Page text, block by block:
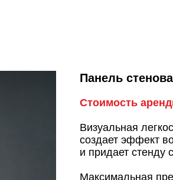
Панель
Стоимость
Визуальная
создает эффект
и придает стенду
Максимальная